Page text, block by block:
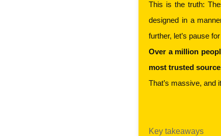
This is the truth:
designed in a
further, let’s pause
Over a million
most trusted
That’s massive, and
Key takeaways